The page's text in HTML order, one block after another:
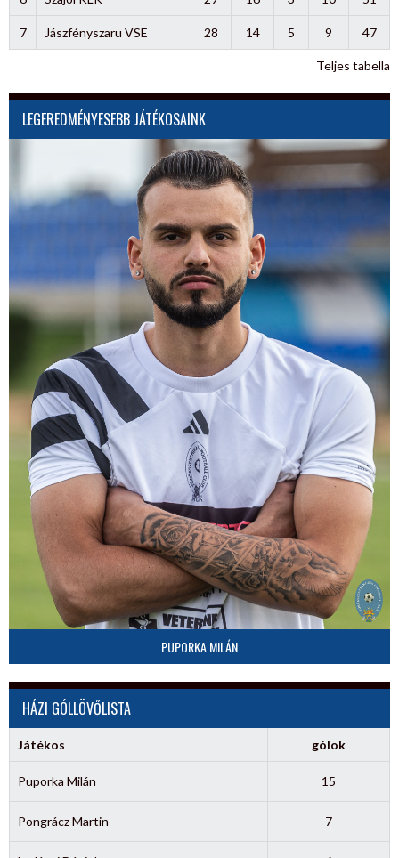
7 Jászfényszaru VSE 28 14 5 9 47
Teljes tabella
LEGEREDMÉNYESEBB JÁTÉKOSAINK
PUPORKA MILÁN
HÁZI GÓLLÖVŐLISTA
Játékos gólok
Puporka Milán 15
Pongrácz Martin 7